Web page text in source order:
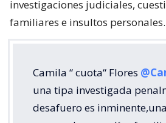
investigaciones judiciales,
familiares e insultos personales.
Camila “ cuota“ Flores
una tipa investigada
desafuero es